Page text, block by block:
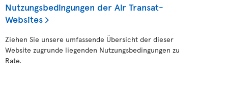
Nutzungsbedingungen der Air Transat-
Websites
Ziehen Sie unsere umfassende Übersicht der dieser
Website zugrunde liegenden Nutzungsbedingungen zu
Rate.